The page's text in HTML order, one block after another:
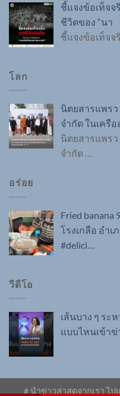
ชี้แจงข้อเท็จจ
ชีวิตของ “นา
ชี้แจงข้อเท็จจ
โลก
นิตยสารแพรว
จำกัด ในเครือ
นิตยสารแพรว
จำกัด …
อร่อย
Fried banana
โรงเกลือ อำ
#delici…
วีดีโอ
เส้นบาง ๆ ระ
แบบไหนเข้าข่
# นำข่าวล่าสุดจากเรา ไ